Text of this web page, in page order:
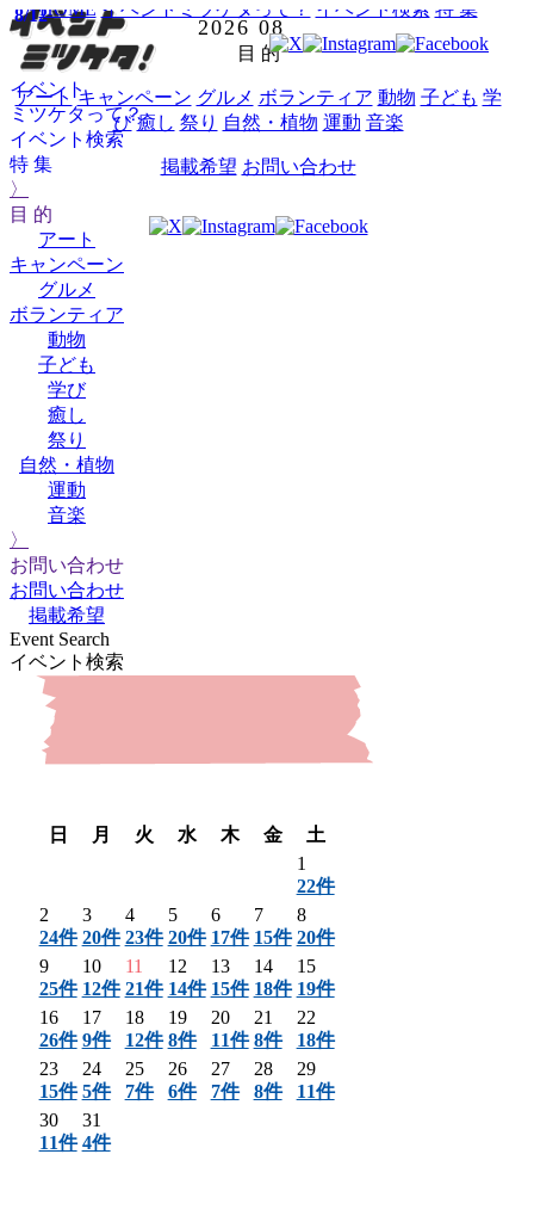
イベント
ミツケタって？
イベント検索
特 集
〉
目 的
アート
キャンペーン
グルメ
ボランティア
動物
子ども
学び
癒し
祭り
自然・植物
運動
音楽
〉
お問い合わせ
お問い合わせ
掲載希望
HOME イベントミツケタって？ イベント検索 特 集
目 的
アート キャンペーン グルメ ボランティア 動物 子ども 学
び 癒し 祭り 自然・植物 運動 音楽
掲載希望 お問い合わせ
Event Search
イベント検索
2026 08
日
月 火 水 木 金
土
1
22件
2
24件
3
20件
4
23件
5
20件
6
17件
7
15件
8
20件
9
25件
10
12件
11
21件
12
14件
13
15件
14
18件
15
19件
16
26件
17
9件
18
12件
19
8件
20
11件
21
8件
22
18件
23
15件
24
5件
25
7件
26
6件
27
7件
28
8件
29
11件
30
11件
31
4件
8/12